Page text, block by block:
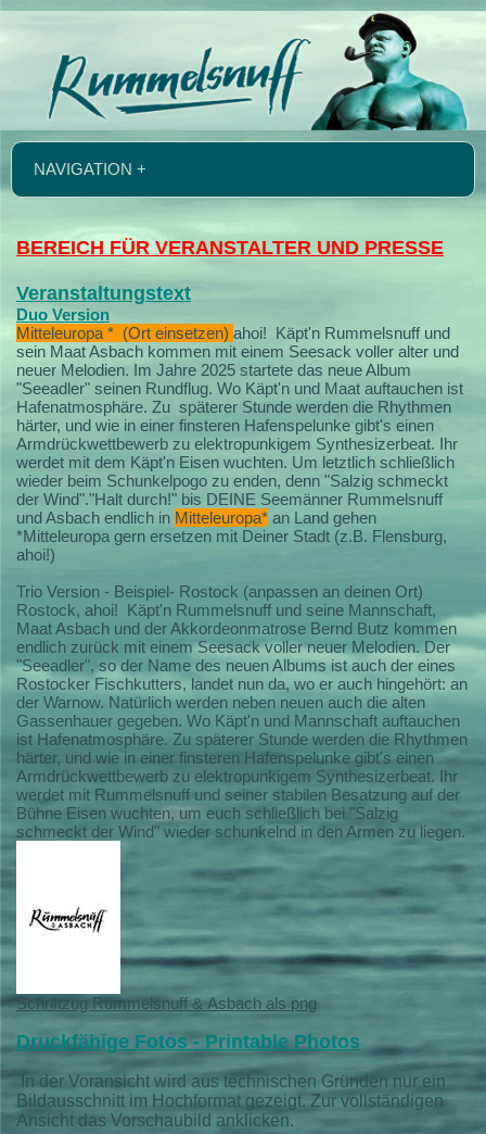
NAVIGATION +
BEREICH FÜR VERANSTALTER UND PRESSE
Veranstaltungstext
Duo Version
Mitteleuropa * (Ort einsetzen) ahoi! Käpt'n Rummelsnuff und
sein Maat Asbach kommen mit einem Seesack voller alter und
neuer Melodien. Im Jahre 2025 startete das neue Album
"Seeadler" seinen Rundflug. Wo Käpt'n und Maat auftauchen ist
Hafenatmosphäre. Zu späterer Stunde werden die Rhythmen
härter, und wie in einer finsteren Hafenspelunke gibt's einen
Armdrückwettbewerb zu elektropunkigem Synthesizerbeat. Ihr
werdet mit dem Käpt'n Eisen wuchten. Um letztlich schließlich
wieder beim Schunkelpogo zu enden, denn "Salzig schmeckt
der Wind"."Halt durch!" bis DEINE Seemänner Rummelsnuff
und Asbach endlich in Mitteleuropa* an Land gehen
*Mitteleuropa gern ersetzen mit Deiner Stadt (z.B. Flensburg,
ahoi!)
Trio Version - Beispiel- Rostock (anpassen an deinen Ort)
Rostock, ahoi! Käpt'n Rummelsnuff und seine Mannschaft,
Maat Asbach und der Akkordeonmatrose Bernd Butz kommen
endlich zurück mit einem Seesack voller neuer Melodien. Der
"Seeadler", so der Name des neuen Albums ist auch der eines
Rostocker Fischkutters, landet nun da, wo er auch hingehört: an
der Warnow. Natürlich werden neben neuen auch die alten
Gassenhauer gegeben. Wo Käpt'n und Mannschaft auftauchen
ist Hafenatmosphäre. Zu späterer Stunde werden die Rhythmen
härter, und wie in einer finsteren Hafenspelunke gibt's einen
Armdrückwettbewerb zu elektropunkigem Synthesizerbeat. Ihr
werdet mit Rummelsnuff und seiner stabilen Besatzung auf der
Bühne Eisen wuchten, um euch schließlich bei "Salzig
schmeckt der Wind" wieder schunkelnd in den Armen zu liegen.
Schriftzug Rummelsnuff & Asbach als png
Druckfähige Fotos - Printable Photos
In der Voransicht wird aus technischen Gründen nur ein
Bildausschnitt im Hochformat gezeigt. Zur vollständigen
Ansicht das Vorschaubild anklicken.